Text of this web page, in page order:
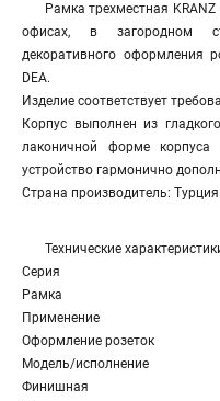
Рамка трехместная
офисах, в загородном
декоративного оформления
DEA.
Изделие соответствует
Корпус выполнен из
лаконичной форме
устройство гармонично
Страна производитель: Турция
Технические
Серия
Рамка
Применение
Оформление розеток
Модель/исполнение
Финишная